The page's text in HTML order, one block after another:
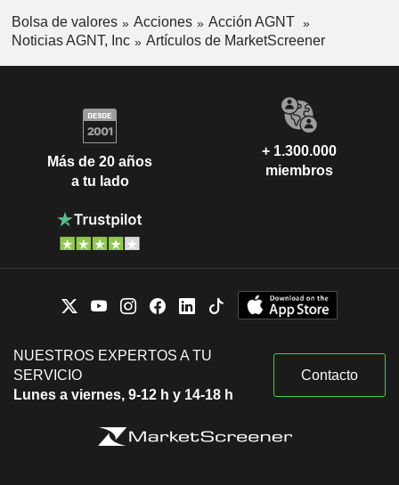
Bolsa de valores Acciones
Acción AGNT
Noticias AGNT, Inc
Artículos de MarketScreener
Más de 20 años
a tu lado
+ 1.300.000
miembros
NUESTROS EXPERTOS A TU
SERVICIO
Lunes a viernes, 9-12 h y 14-18 h
Contacto